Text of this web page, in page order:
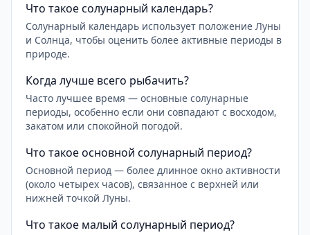
Что такое солунарный календарь?
Солунарный календарь использует положение Луны
и Солнца, чтобы оценить более активные периоды в
природе.
Когда лучше всего рыбачить?
Часто лучшее время — основные солунарные
периоды, особенно если они совпадают с восходом,
закатом или спокойной погодой.
Что такое основной солунарный период?
Основной период — более длинное окно активности
(около четырех часов), связанное с верхней или
нижней точкой Луны.
Что такое малый солунарный период?